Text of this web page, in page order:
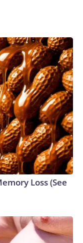
Loss (See